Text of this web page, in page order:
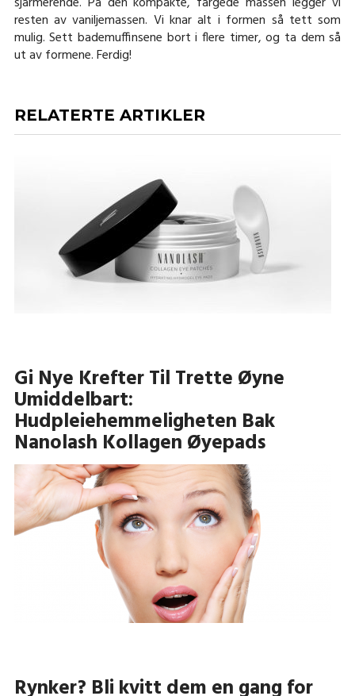
resten av vaniljemassen. Vi knar alt i formen så tett som
mulig. Sett bademuffinsene bort i flere timer, og ta dem så
ut av formene. Ferdig!
RELATERTE ARTIKLER
Gi Nye Krefter Til Trette Øyne
Umiddelbart:
Hudpleiehemmeligheten Bak
Nanolash Kollagen Øyepads
Rynker? Bli kvitt dem en gang for